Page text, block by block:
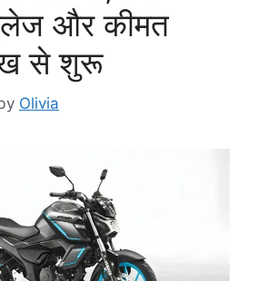
और कीमत
से शुरू
Olivia